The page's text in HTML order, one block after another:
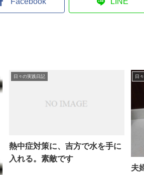
日々の実践日記
熱中症対策に、吉方で水を手に
入れる。素敵です
日
夫